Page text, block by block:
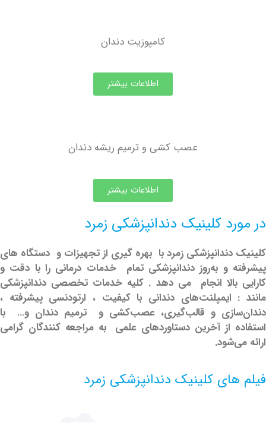
کامپوزیت دندان
اطلاعات بیشتر
عصب کشی و ترمیم ریشه دندان
اطلاعات بیشتر
کلینیک دندانپزشکی زمرد
زمرد با بهره گیری از تجهیزات و دستگاه های
و به‌روز دندانپزشکی تمام خدمات درمانی را با دقت و
بالا انجام می دهد . کلیه خدمات تخصصی دندانپزشکی
ایمپلنت‌های دندانی با کیفیت ، ارتودنسی پیشرفته ،
و قالب‌گیری، عصب‌کشی و ترمیم دندان و… با
از آخرین دستاوردهای علمی به مراجعه کنندگان گرامی
کلینیک دندانپزشکی زمرد